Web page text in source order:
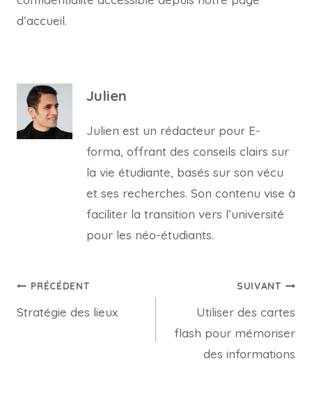
d’accueil.
Julien
Julien est un rédacteur pour E-
forma, offrant des conseils clairs sur
la vie étudiante, basés sur son vécu
et ses recherches. Son contenu vise à
faciliter la transition vers l’université
pour les néo-étudiants.
Navigation
de
PRÉCÉDENT
Stratégie des lieux
SUIVANT
Utiliser des cartes
flash pour mémoriser
des informations